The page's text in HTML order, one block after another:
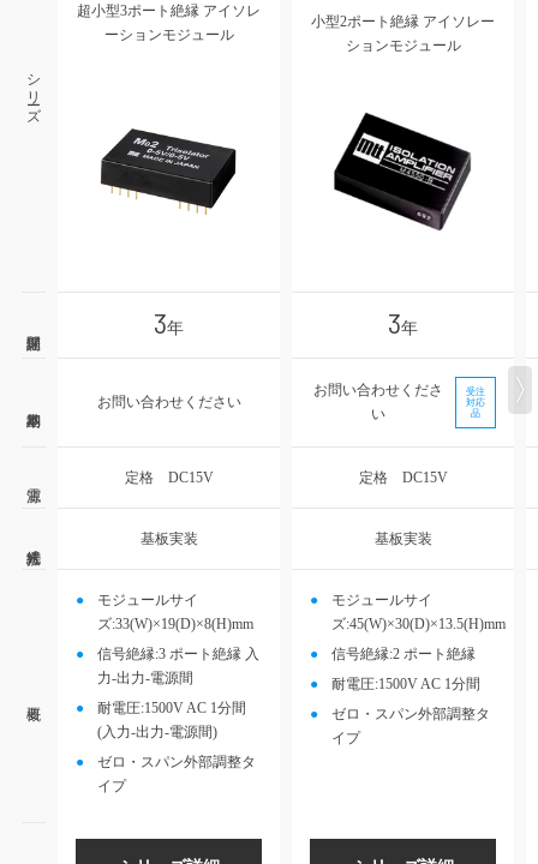
シリーズ
超小型3ポート絶縁 アイソレ
ーションモジュール
3年
お問い合わせください
定格 DC15V
基板実装
モジュールサイ
ズ:33(W)×19(D)×8(H)mm
信号絶縁:3 ポート絶縁 入
力-出力-電源間
耐電圧:1500V AC 1分間
(入力-出力-電源間)
ゼロ・スパン外部調整タ
イプ
小型2ポート絶縁 アイソレー
ションモジュール
3年
お問い合わせくださ
い
受注
対応
品
定格 DC15V
基板実装
モジュールサイ
ズ:45(W)×30(D)×13.5(H)mm
信号絶縁:2 ポート絶縁
耐電圧:1500V AC 1分間
ゼロ・スパン外部調整タ
イプ